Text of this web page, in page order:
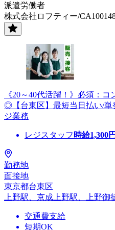
派遣労働者
株式会社ロフティー/
《20～40代活躍！》必須：
◎【台東区】最短当日払い/単
ジ業務
レジスタッフ 時給1,300
勤務地
面接地
東京都台東区
上野駅、京成上野駅、上野御
交通費支給
短期OK